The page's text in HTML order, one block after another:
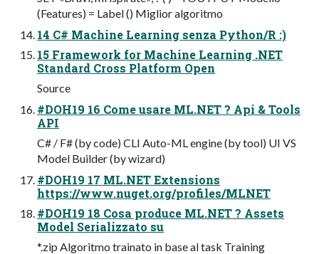
(Features) = Label () Miglior algoritmo
14 C# Machine Learning senza Python/R :)
15 Framework for Machine Learning .NET
Standard Cross Platform Open
Source
#DOH19 16 Come usare ML.NET ? Api & Tools
API
C# / F# (by code) CLI Auto-ML engine (by tool) UI VS
Model Builder (by wizard)
#DOH19 17 ML.NET Extensions
https://www.nuget.org/profiles/MLNET
#DOH19 18 Cosa produce ML.NET ? Assets
Model Serializzato su
*.zip Algoritmo trainato in base al task Training